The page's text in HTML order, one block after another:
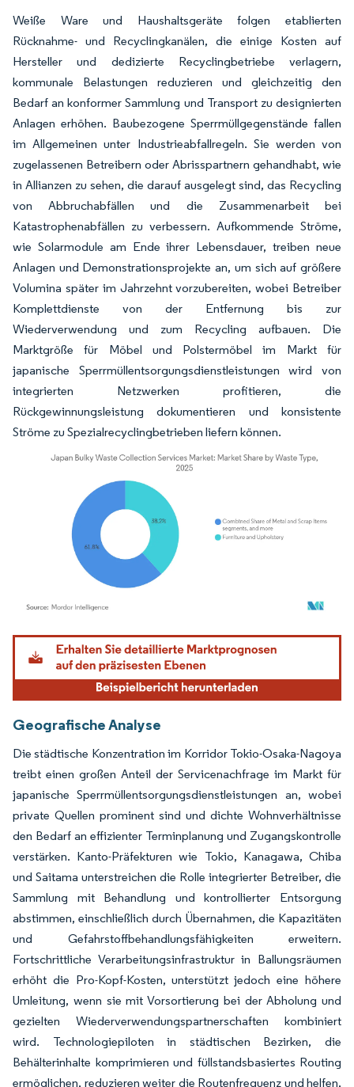
Weiße Ware und Haushaltsgeräte folgen etablierten
Rücknahme- und Recyclingkanälen, die einige Kosten auf
Hersteller und dedizierte Recyclingbetriebe verlagern,
kommunale Belastungen reduzieren und gleichzeitig den
Bedarf an konformer Sammlung und Transport zu designierten
Anlagen erhöhen. Baubezogene Sperrmüllgegenstände fallen
im Allgemeinen unter Industrieabfallregeln. Sie werden von
zugelassenen Betreibern oder Abrisspartnern gehandhabt, wie
in Allianzen zu sehen, die darauf ausgelegt sind, das Recycling
von Abbruchabfällen und die Zusammenarbeit bei
Katastrophenabfällen zu verbessern. Aufkommende Ströme,
wie Solarmodule am Ende ihrer Lebensdauer, treiben neue
Anlagen und Demonstrationsprojekte an, um sich auf größere
Volumina später im Jahrzehnt vorzubereiten, wobei Betreiber
Komplettdienste von der Entfernung bis zur
Wiederverwendung und zum Recycling aufbauen. Die
Marktgröße für Möbel und Polstermöbel im Markt für
japanische Sperrmüllentsorgungsdienstleistungen wird von
integrierten Netzwerken profitieren, die
Rückgewinnungsleistung dokumentieren und konsistente
Ströme zu Spezialrecyclingbetrieben liefern können.
Bild © Mordor Intelligence. Wiederverwendung erfordert Namensnennung gemäß
Geografische Analyse
Die städtische Konzentration im Korridor Tokio-Osaka-Nagoya
treibt einen großen Anteil der Servicenachfrage im Markt für
japanische Sperrmüllentsorgungsdienstleistungen an, wobei
private Quellen prominent sind und dichte Wohnverhältnisse
den Bedarf an effizienter Terminplanung und Zugangskontrolle
verstärken. Kanto-Präfekturen wie Tokio, Kanagawa, Chiba
und Saitama unterstreichen die Rolle integrierter Betreiber, die
Sammlung mit Behandlung und kontrollierter Entsorgung
abstimmen, einschließlich durch Übernahmen, die Kapazitäten
und Gefahrstoffbehandlungsfähigkeiten erweitern.
Fortschrittliche Verarbeitungsinfrastruktur in Ballungsräumen
erhöht die Pro-Kopf-Kosten, unterstützt jedoch eine höhere
Umleitung, wenn sie mit Vorsortierung bei der Abholung und
gezielten Wiederverwendungspartnerschaften kombiniert
wird. Technologiepiloten in städtischen Bezirken, die
Behälterinhalte komprimieren und füllstandsbasiertes Routing
ermöglichen, reduzieren weiter die Routenfrequenz und helfen,